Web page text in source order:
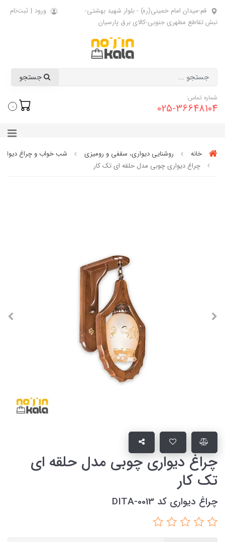
قم-میدان امام خمینی(ره) - بلوار شهید بهشتی-
نبش تقاطع مطهری جنوبی-کالای برق پارسیان
ورود | ثبت‌نام
شماره تماس:
025-36648104
0
خانه روشنایی دیواری، سقفی و رومیزی
شب خواب و چراغ
چراغ دیواری چوبی مدل حلقه ای تک کار
چراغ دیواری چوبی مدل حلقه ای
تک کار
چراغ دیواری کد DITA-0013